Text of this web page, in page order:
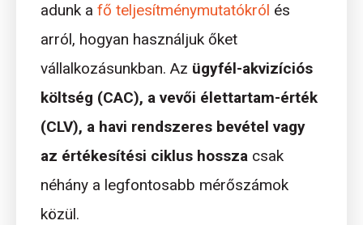
adunk a fő teljesítménymutatókról és
arról, hogyan használjuk őket
vállalkozásunkban. Az ügyfél-akvizíciós
költség (CAC), a vevői élettartam-érték
(CLV), a havi rendszeres bevétel vagy
az értékesítési ciklus hossza csak
néhány a legfontosabb mérőszámok
közül.